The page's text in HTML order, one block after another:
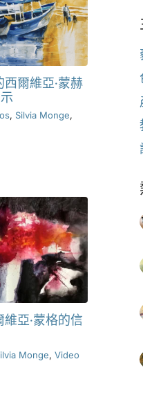
爾維亞·蒙赫
, Silvia Monge,
維亞·蒙格的信
Monge, Video